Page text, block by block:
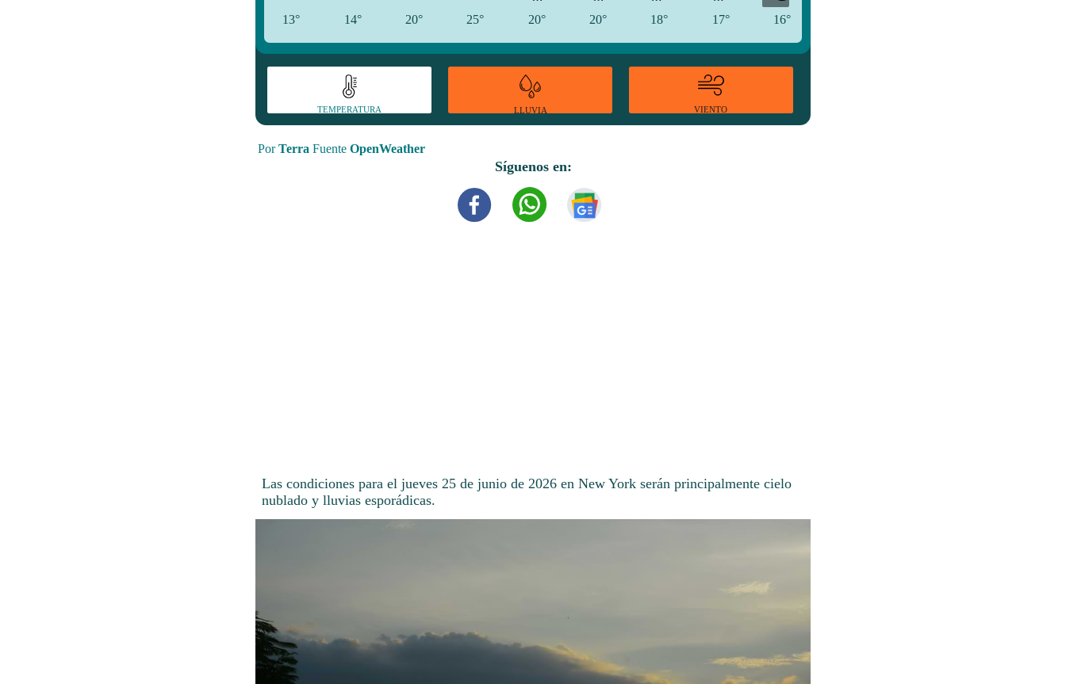
13° 14° 20° 25° 20° 20° 18° 17° 16°
TEMPERATURA LLUVIA VIENTO
PorTerra Fuente OpenWeather
Síguenos en:
Las condiciones para el jueves 25 de junio de 2026 en New York serán principalmente cielo
nublado y lluvias esporádicas.